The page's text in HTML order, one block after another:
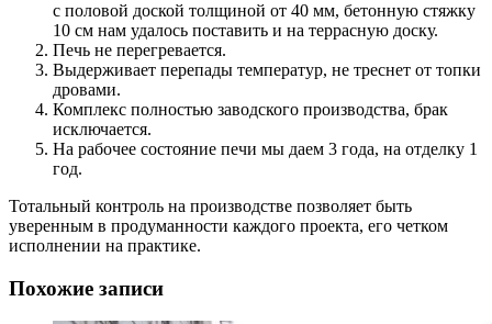
с половой доской толщиной от 40 мм, бетонную стяжку
10 см нам удалось поставить и на террасную доску.
Печь не перегревается.
Выдерживает перепады температур, не треснет от топки
дровами.
Комплекс полностью заводского производства, брак
исключается.
На рабочее состояние печи мы даем 3 года, на отделку 1
год.
Тотальный контроль на производстве позволяет быть
уверенным в продуманности каждого проекта, его четком
исполнении на практике.
Похожие записи